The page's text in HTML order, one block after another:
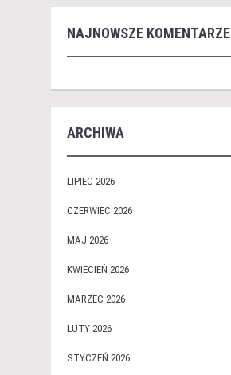
NAJNOWSZE KOMENTARZE
ARCHIWA
LIPIEC 2026
CZERWIEC 2026
MAJ 2026
KWIECIEŃ 2026
MARZEC 2026
LUTY 2026
STYCZEŃ 2026